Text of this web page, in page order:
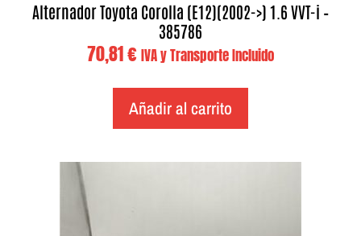
Alternador Toyota Corolla (E12)(2002->) 1.6 VVT-i –
385786
70,81€ IVA y Transporte Incluido
Añadir al carrito